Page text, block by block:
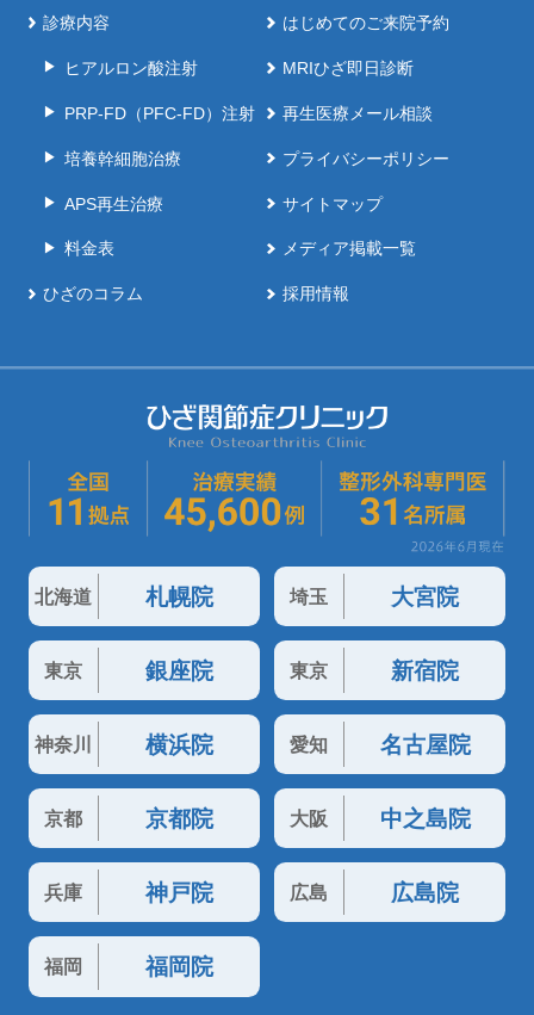
診療内容
ヒアルロン酸注射
PRP-FD（PFC-FD）注射
培養幹細胞治療
APS再生治療
料金表
ひざのコラム
はじめてのご来院予約
MRIひざ即日診断
再生医療メール相談
プライバシーポリシー
サイトマップ
メディア掲載一覧
採用情報
北海道 札幌院 埼玉 大宮院
東京 銀座院 東京 新宿院
神奈川 横浜院 愛知 名古屋院
京都 京都院 大阪 中之島院
兵庫 神戸院 広島 広島院
福岡 福岡院